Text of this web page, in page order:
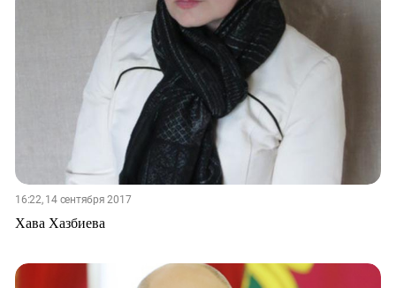
16:22, 14 сентября 2017
Хава Хазбиева